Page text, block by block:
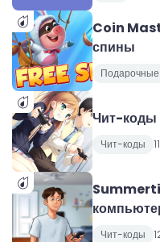
Coin
спины
Чит-коды
Чит-коды
Чит-коды